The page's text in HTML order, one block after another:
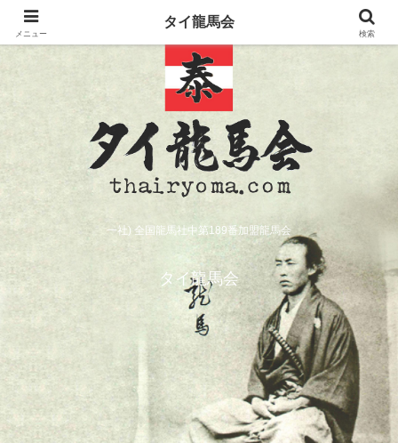
一社) 全国龍馬社中第189番加盟龍馬会
タイ龍馬会
メニュー
タイ龍馬会
検索